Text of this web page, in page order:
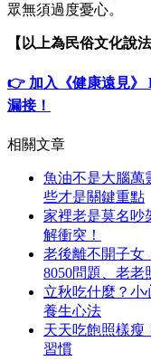
眾無須過度憂心。
【以上為民俗文化說
👉 加入《健康遠見》
漏接！
相關文章
魚油不是大腦萬
些才是關鍵重點
家裡老是莫名吵
解衝突！
老後離不開子女
8050問題、老老
立秋吃什麼？小
養生心法
天天吃飽照樣瘦
習慣